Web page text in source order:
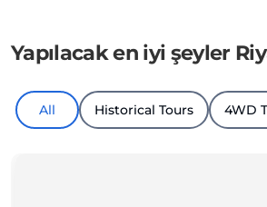
Yapılacak en iyi şeyler
All Historical Tours 4WD